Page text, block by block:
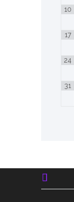
10
17
24
31